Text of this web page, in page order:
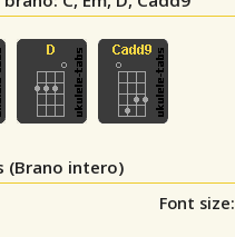
(Brano intero)
Font size: